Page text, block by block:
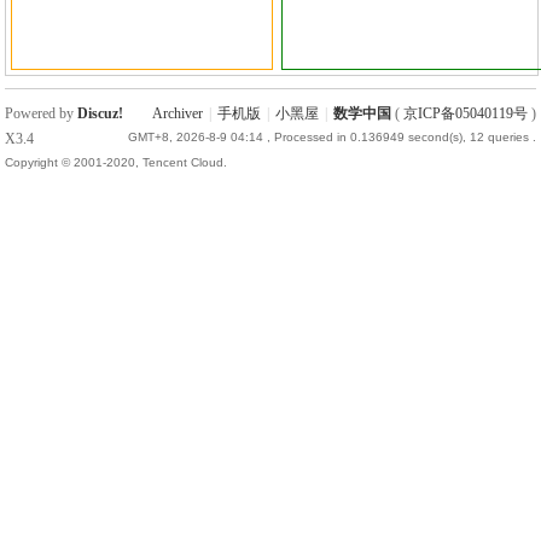
Archiver 手机版 小黑屋 数学中国 ( 京ICP备05040119号)
GMT+8, 2026-8-9 04:14, Processed in 0.136949 second(s), 12 queries .
Powered byDiscuz!
X3.4
Copyright © 2001-2020, Tencent Cloud.